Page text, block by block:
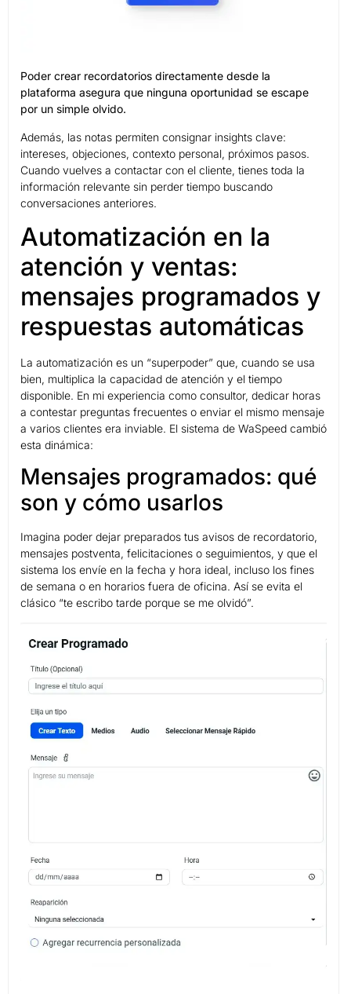
Poder crear recordatorios directamente desde la
plataforma asegura que ninguna oportunidad se escape
por un simple olvido.
Además, las notas permiten consignar insights clave:
intereses, objeciones, contexto personal, próximos pasos.
Cuando vuelves a contactar con el cliente, tienes toda la
información relevante sin perder tiempo buscando
conversaciones anteriores.
Automatización en la
atención y ventas:
mensajes programados y
respuestas automáticas
La automatización es un “superpoder” que, cuando se usa
bien, multiplica la capacidad de atención y el tiempo
disponible. En mi experiencia como consultor, dedicar horas
a contestar preguntas frecuentes o enviar el mismo mensaje
a varios clientes era inviable. El sistema de WaSpeed cambió
esta dinámica:
Mensajes programados: qué
son y cómo usarlos
Imagina poder dejar preparados tus avisos de recordatorio,
mensajes postventa, felicitaciones o seguimientos, y que el
sistema los envíe en la fecha y hora ideal, incluso los fines
de semana o en horarios fuera de oficina. Así se evita el
clásico “te escribo tarde porque se me olvidó”.